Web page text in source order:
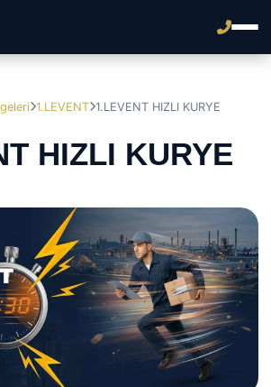
1.LEVENT 1.LEVENT HIZLI KURYE
HIZLI KURYE